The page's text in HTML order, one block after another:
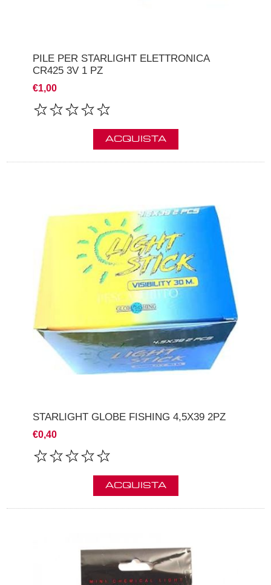
PILE PER STARLIGHT ELETTRONICA
CR425 3V 1 PZ
€1,00
ACQUISTA
STARLIGHT GLOBE FISHING 4,5X39 2PZ
€0,40
ACQUISTA